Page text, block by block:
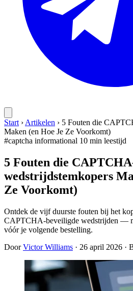
Start › Artikelen › 5 Fouten die
Maken (en Hoe Je Ze Voorkomt)
#captcha informational 10 min leestijd
5 Fouten die
wedstrijdstemkopers
Ze Voorkomt)
Ontdek de vijf duurste fouten bij het
CAPTCHA-beveiligde wedstrijden —
vóór je volgende bestelling.
DoorVictor Williams · 26 april 2026 ·